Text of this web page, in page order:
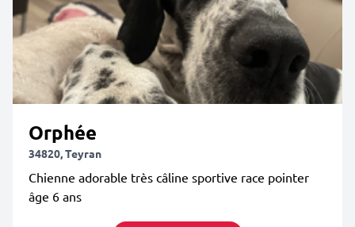
Orphée
34820, Teyran
Chienne adorable très câline sportive race pointer
âge 6 ans